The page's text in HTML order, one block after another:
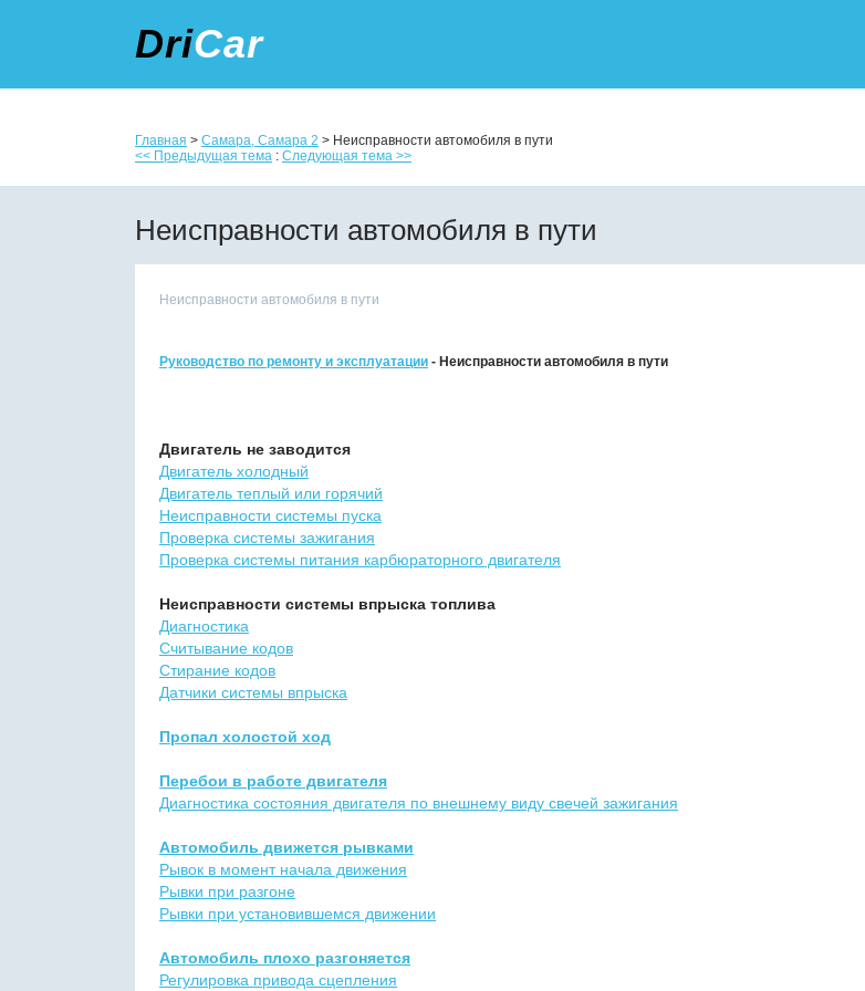
DriCar
Главная > Самара, Самара 2 > Неисправности автомобиля в пути
<< Предыдущая тема : Следующая тема >>
Неисправности автомобиля в пути
Неисправности автомобиля в пути
Руководство по ремонту и эксплуатации - Неисправности автомобиля в пути
Двигатель не заводится
Двигатель холодный
Двигатель теплый или горячий
Неисправности системы пуска
Проверка системы зажигания
Проверка системы питания карбюраторного двигателя
Неисправности системы впрыска топлива
Диагностика
Считывание кодов
Стирание кодов
Датчики системы впрыска
Пропал холостой ход
Перебои в работе двигателя
Диагностика состояния двигателя по внешнему виду свечей зажигания
Автомобиль движется рывками
Рывок в момент начала движения
Рывки при разгоне
Рывки при установившемся движении
Автомобиль плохо разгоняется
Регулировка привода сцепления